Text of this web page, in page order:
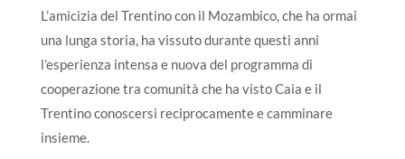
L’amicizia del Trentino con il Mozambico, che ha ormai
una lunga storia, ha vissuto durante questi anni
l’esperienza intensa e nuova del programma di
cooperazione tra comunità che ha visto Caia e il
Trentino conoscersi reciprocamente e camminare
insieme.